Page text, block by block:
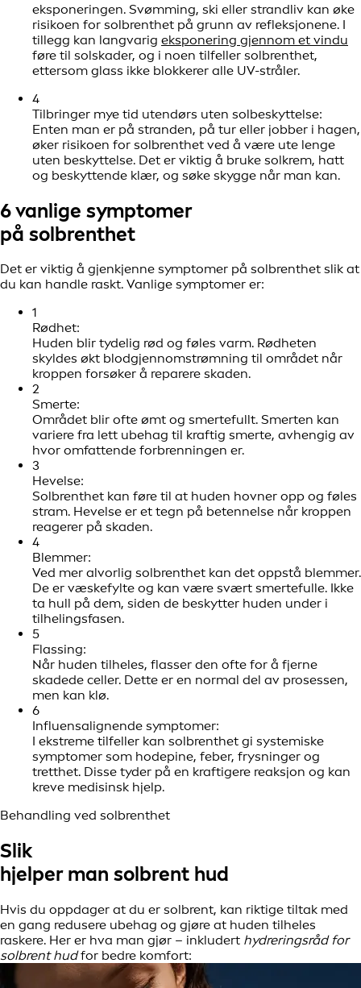
eksponeringen. Svømming, ski eller strandliv kan øke
risikoen for solbrenthet på grunn av refleksjonene. I
tillegg kan langvarig eksponering gjennom et vindu
føre til solskader, og i noen tilfeller solbrenthet,
ettersom glass ikke blokkerer alle UV-stråler.
4
Tilbringer mye tid utendørs uten solbeskyttelse:
Enten man er på stranden, på tur eller jobber i hagen,
øker risikoen for solbrenthet ved å være ute lenge
uten beskyttelse. Det er viktig å bruke solkrem, hatt
og beskyttende klær, og søke skygge når man kan.
6 vanlige symptomer
på solbrenthet
Det er viktig å gjenkjenne symptomer på solbrenthet slik at
du kan handle raskt. Vanlige symptomer er:
1
Rødhet:
Huden blir tydelig rød og føles varm. Rødheten
skyldes økt blodgjennomstrømning til området når
kroppen forsøker å reparere skaden.
2
Smerte:
Området blir ofte ømt og smertefullt. Smerten kan
variere fra lett ubehag til kraftig smerte, avhengig av
hvor omfattende forbrenningen er.
3
Hevelse:
Solbrenthet kan føre til at huden hovner opp og føles
stram. Hevelse er et tegn på betennelse når kroppen
reagerer på skaden.
4
Blemmer:
Ved mer alvorlig solbrenthet kan det oppstå blemmer.
De er væskefylte og kan være svært smertefulle. Ikke
ta hull på dem, siden de beskytter huden under i
tilhelingsfasen.
5
Flassing:
Når huden tilheles, flasser den ofte for å fjerne
skadede celler. Dette er en normal del av prosessen,
men kan klø.
6
Influensalignende symptomer:
I ekstreme tilfeller kan solbrenthet gi systemiske
symptomer som hodepine, feber, frysninger og
tretthet. Disse tyder på en kraftigere reaksjon og kan
kreve medisinsk hjelp.
Behandling ved solbrenthet
Slik
hjelper man solbrent hud
Hvis du oppdager at du er solbrent, kan riktige tiltak med
en gang redusere ubehag og gjøre at huden tilheles
raskere. Her er hva man gjør – inkludert hydreringsråd for
solbrent hudfor bedre komfort: